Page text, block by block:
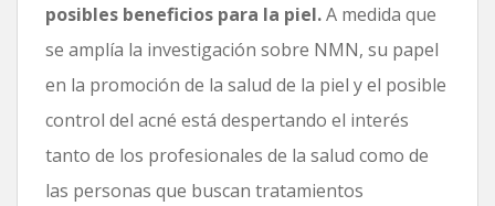
posibles beneficios para la piel.A medida que
se amplía la investigación sobre NMN, su papel
en la promoción de la salud de la piel y el posible
control del acné está despertando el interés
tanto de los profesionales de la salud como de
las personas que buscan tratamientos